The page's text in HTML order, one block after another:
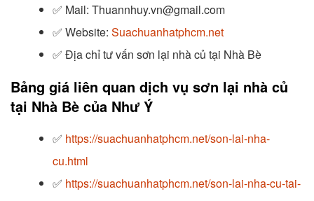
✅ Mail: Thuannhuy.vn@gmail.com
✅ Website: Suachuanhatphcm.net
✅ Địa chỉ tư vấn sơn lại nhà củ tại Nhà Bè
Bảng giá liên quan dịch vụ sơn lại nhà củ
tại Nhà Bè của Như Ý
✅ https://suachuanhatphcm.net/son-lai-nha-
cu.html
✅ https://suachuanhatphcm.net/son-lai-nha-cu-tai-